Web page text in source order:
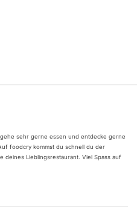
sehr gerne essen und entdecke gerne
foodcry kommst du schnell du der
deines Lieblingsrestaurant. Viel Spass auf